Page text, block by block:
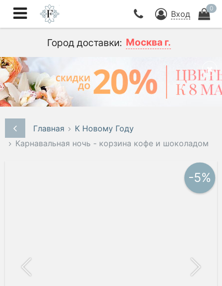
Вход
0
Город доставки: Москва г.
Главная
К Новому Году
Карнавальная ночь - корзина кофе и шоколадом
-5%